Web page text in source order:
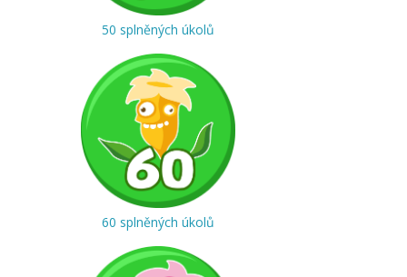
50 splněných úkolů
60 splněných úkolů